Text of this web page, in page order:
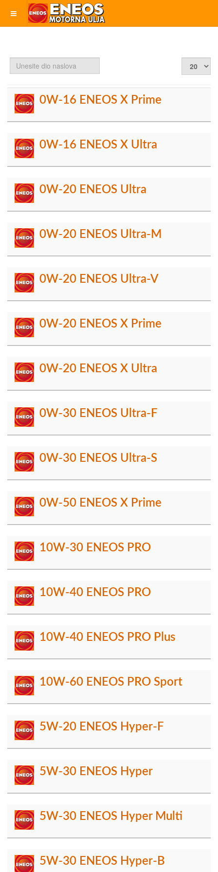
dio
naslova
0W-16 ENEOS X Prime
0W-16 ENEOS X Ultra
0W-20 ENEOS Ultra
0W-20 ENEOS Ultra-M
0W-20 ENEOS Ultra-V
0W-20 ENEOS X Prime
0W-20 ENEOS X Ultra
0W-30 ENEOS Ultra-F
0W-30 ENEOS Ultra-S
0W-50 ENEOS X Prime
10W-30 ENEOS PRO
10W-40 ENEOS PRO
10W-40 ENEOS PRO Plus
10W-60 ENEOS PRO Sport
5W-20 ENEOS Hyper-F
5W-30 ENEOS Hyper
5W-30 ENEOS Hyper Multi
5W-30 ENEOS Hyper-B